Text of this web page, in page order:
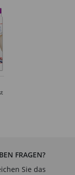
FRAGEN?
Sie das